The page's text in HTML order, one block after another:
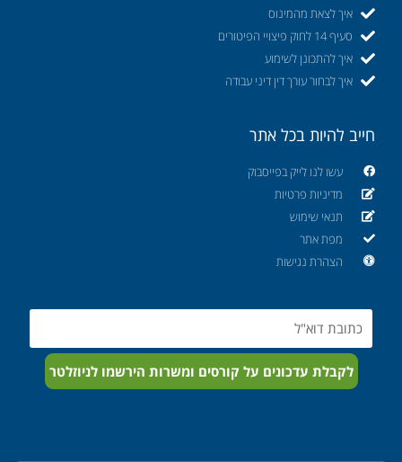
איך לצאת מהמינוס
סעיף 14 לחוק פיצויי הפיטורים
איך להתכונן לשימוע
איך לבחור עורך דין דיני עבודה
חייב להיות בכל אתר
עשו לנו לייק בפייסבוק
מדיניות פרטיות
תנאי שימוש
מפת אתר
הצהרת נגישות
Email
לקבלת עדכונים על קורסים ומשרות הירשמו לניוזלטר